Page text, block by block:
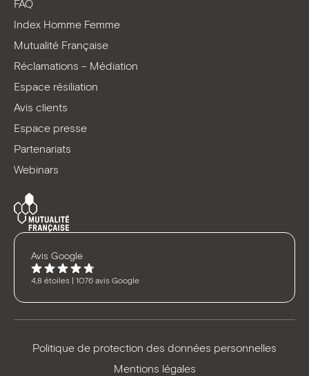
FAQ
Index Homme Femme
Mutualité Française
Réclamations – Médiation
Espace résiliation
Avis clients
Espace presse
Partenariats
Webinars
Avis Google
4,8 étoiles | 1076 avis Google
Politique de protection des données personnelles
Mentions légales